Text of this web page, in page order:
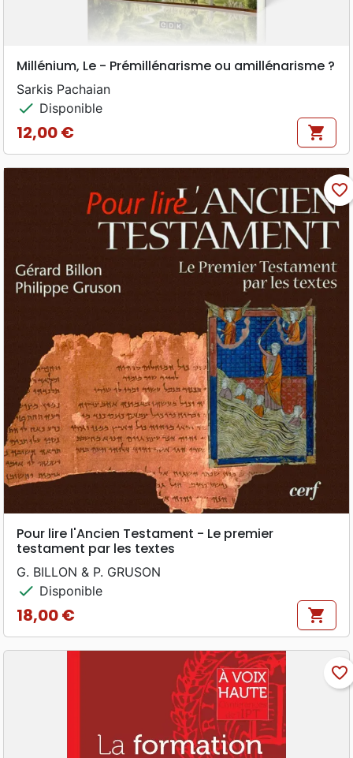
Millénium, Le - Prémillénarisme ou amillénarisme ?
Sarkis Pachaian
check Disponible
Prix
12,00 € shopping_cart
favorite_border
Pour lire l'Ancien Testament - Le premier
testament par les textes
G. BILLON & P. GRUSON
check Disponible
Prix
18,00 € shopping_cart
favorite_border